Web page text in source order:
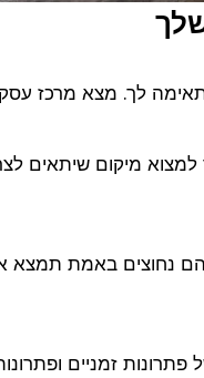
לך. מצא מרכז
מיקום שיתאים